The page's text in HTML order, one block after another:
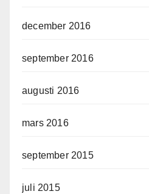
december 2016
september 2016
augusti 2016
mars 2016
september 2015
juli 2015